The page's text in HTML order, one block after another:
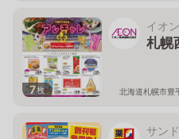
7枚
イオ
札幌
北海道札幌市豊
サン